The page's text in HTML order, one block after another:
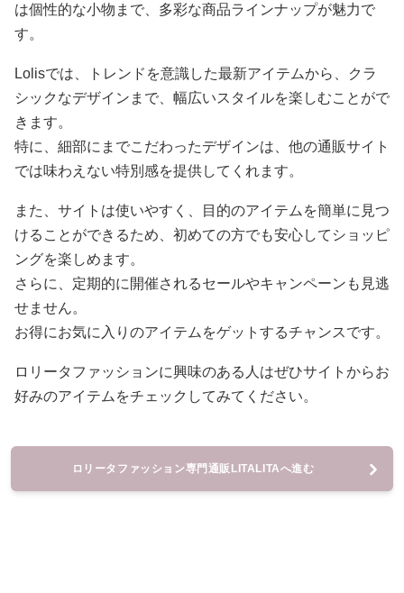
は個性的な小物まで、多彩な商品ラインナップが魅力で
す。
Lolisでは、トレンドを意識した最新アイテムから、クラ
シックなデザインまで、幅広いスタイルを楽しむことがで
きます。
特に、細部にまでこだわったデザインは、他の通販サイト
では味わえない特別感を提供してくれます。
また、サイトは使いやすく、目的のアイテムを簡単に見つ
けることができるため、初めての方でも安心してショッピ
ングを楽しめます。
さらに、定期的に開催されるセールやキャンペーンも見逃
せません。
お得にお気に入りのアイテムをゲットするチャンスです。
ロリータファッションに興味のある人はぜひサイトからお
好みのアイテムをチェックしてみてください。
ロリータファッション専門通販LITALITAへ進む